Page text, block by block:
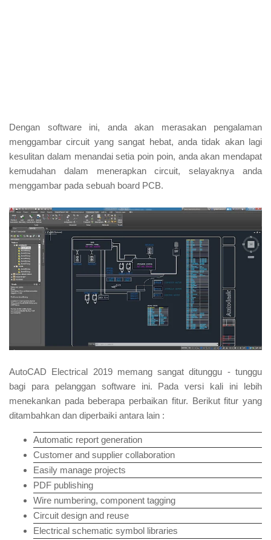
Dengan software ini, anda akan merasakan pengalaman
menggambar circuit yang sangat hebat, anda tidak akan lagi
kesulitan dalam menandai setia poin poin, anda akan mendapat
kemudahan dalam menerapkan circuit, selayaknya anda
menggambar pada sebuah board PCB.
AutoCAD Electrical 2019 memang sangat ditunggu - tunggu
bagi para pelanggan software ini. Pada versi kali ini lebih
menekankan pada beberapa perbaikan fitur. Berikut fitur yang
ditambahkan dan diperbaiki antara lain :
Automatic report generation
Customer and supplier collaboration
Easily manage projects
PDF publishing
Wire numbering, component tagging
Circuit design and reuse
Electrical schematic symbol libraries